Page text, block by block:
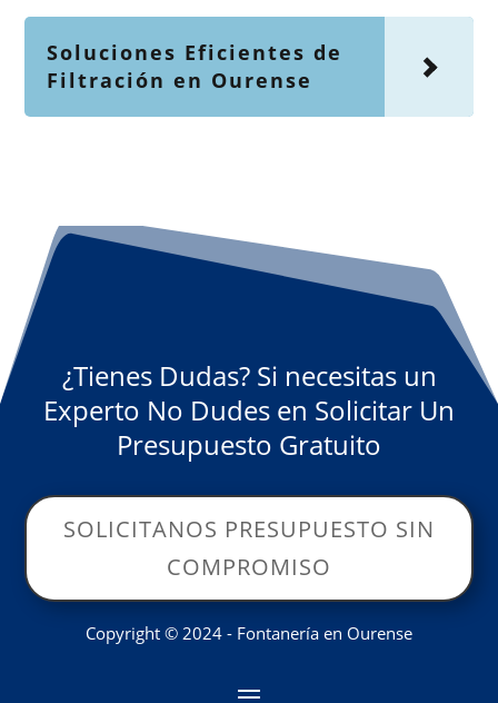
Soluciones Eficientes de
Filtración en Ourense
¿Tienes Dudas? Si necesitas un
Experto No Dudes en Solicitar Un
Presupuesto Gratuito
SOLICITANOS PRESUPUESTO SIN
COMPROMISO
Copyright © 2024 - Fontanería en Ourense